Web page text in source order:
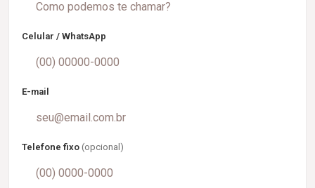
Celular / WhatsApp
E-mail
Telefone fixo (opcional)